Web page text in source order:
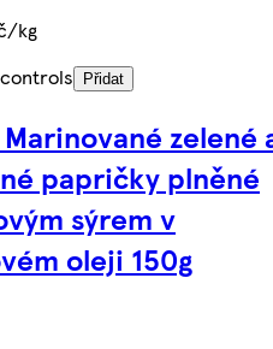
kg
Přidat
Marinované zelené
papričky plněné
sýrem v
oleji 150g